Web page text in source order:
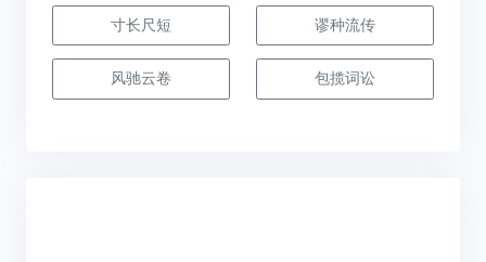
寸长尺短 谬种流传
风驰云卷 包揽词讼